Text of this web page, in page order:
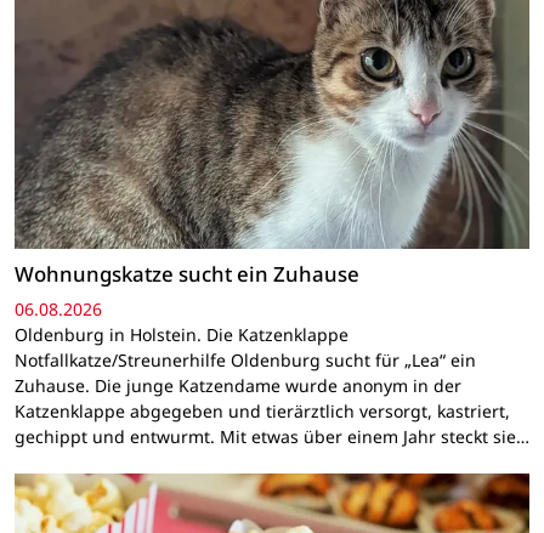
Wohnungskatze sucht ein Zuhause
06.08.2026
Oldenburg in Holstein. Die Katzenklappe
Notfallkatze/Streunerhilfe Oldenburg sucht für „Lea“ ein
Zuhause. Die junge Katzendame wurde anonym in der
Katzenklappe abgegeben und tierärztlich versorgt, kastriert,
gechippt und entwurmt. Mit etwas über einem Jahr steckt sie…